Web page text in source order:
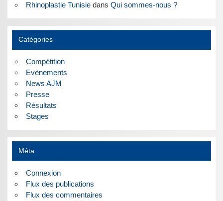
Rhinoplastie Tunisiedans Qui sommes-nous ?
Catégories
Compétition
Evènements
News AJM
Presse
Résultats
Stages
Méta
Connexion
Flux des publications
Flux des commentaires